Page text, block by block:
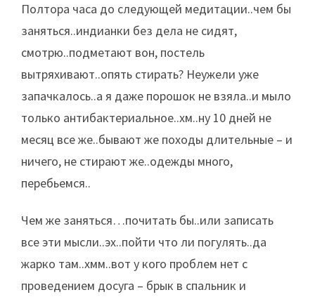
Полтора часа до следующей медитации..чем бы
заняться..индианки без дела не сидят,
смотрю..подметают вон, постель
вытряхивают..опять стирать? Неужели уже
запачкалось..а я даже порошок не взяла..и мыло
только антибактериальное..хм..ну 10 дней не
месяц все же..бывают же походы длительные – и
ничего, не стирают же..одежды много,
перебьемся..
Чем же заняться…почитать бы..или записать
все эти мысли..эх..пойти что ли погулять..да
жарко там..хмм..вот у кого проблем нет с
проведением досуга – брык в спальник и